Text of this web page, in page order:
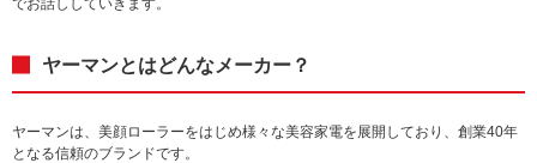
でお話ししていきます。
ヤーマンとはどんなメーカー？
ヤーマンは、美顔ローラーをはじめ様々な美容家電を展開しており、創業40年
となる信頼のブランドです。